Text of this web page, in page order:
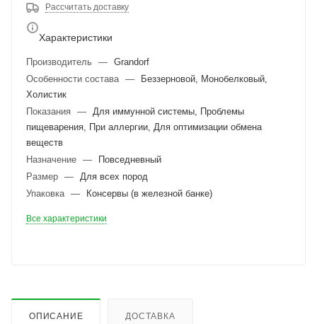
Рассчитать доставку
Характеристики
Производитель — Grandorf
Особенности состава —
Беззерновой, Монобелковый,
Холистик
Показания — Для иммунной системы, Проблемы
пищеварения, При аллергии, Для оптимизации обмена
веществ
Назначение —
Повседневный
Размер — Для всех пород
Упаковка — Консервы (в железной банке)
Все характеристики
ОПИСАНИЕ ДОСТАВКА